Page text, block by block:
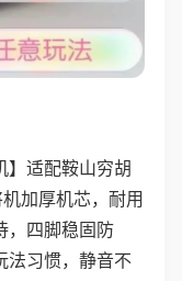
】适配鞍山穷胡
加厚机芯，耐用
，四脚稳固防
法习惯，静音不